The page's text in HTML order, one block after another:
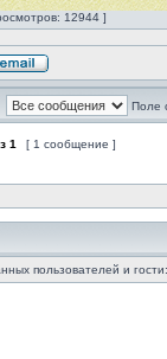
12944 ]
Поле
1 [ 1 сообщение ]
пользователей и